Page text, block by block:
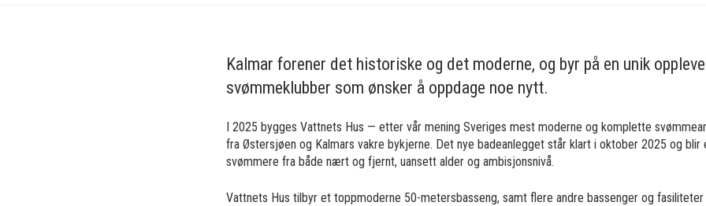
Kalmar forener det historiske og det moderne, og byr på en unik
svømmeklubber som ønsker å oppdage noe nytt.
I 2025 bygges Vattnets Hus — etter vår mening Sveriges mest moderne og komplette
fra Østersjøen og Kalmars vakre bykjerne. Det nye badeanlegget står klart i oktober 2025 og blir
svømmere fra både nært og fjernt, uansett alder og ambisjonsnivå.
Vattnets Hus tilbyr et toppmoderne 50-metersbasseng, samt flere andre bassenger og